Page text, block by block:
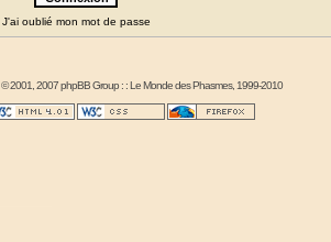
J'ai oublié mon mot de passe
2001, 2007 phpBB Group : :Le Monde des Phasmes, 1999-2010